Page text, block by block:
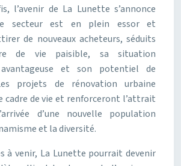
l’avenir de La Lunette s’annonce
secteur est en plein essor et
de nouveaux acheteurs, séduits
de vie paisible, sa situation
avantageuse et son potentiel de
projets de rénovation urbaine
de vie et renforceront l’attrait
d’une nouvelle population
et la diversité.
à venir, La Lunette pourrait devenir